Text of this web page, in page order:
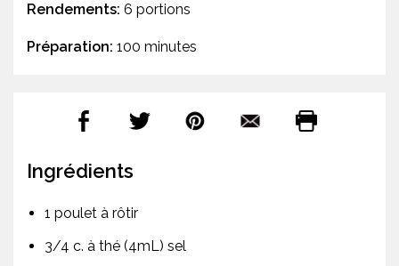
Rendements: 6 portions
Préparation: 100 minutes
Ingrédients
1 poulet à rôtir
3/4 c. à thé (4mL) sel